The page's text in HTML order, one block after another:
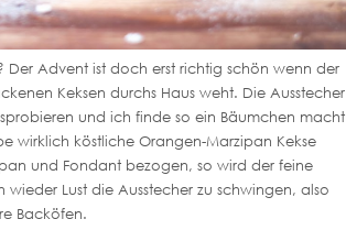
Der Advent ist doch erst richtig schön wenn der
Keksen durchs Haus weht. Die Ausstecher
und ich finde so ein Bäumchen macht
wirklich köstliche Orangen-Marzipan Kekse
und Fondant bezogen, so wird der feine
Lust die Ausstecher zu schwingen, also
Backöfen.